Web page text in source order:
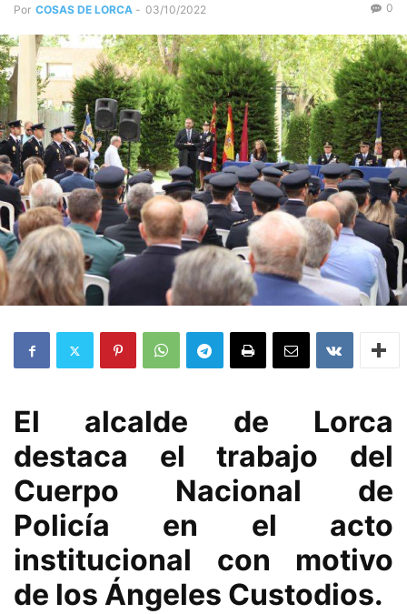
Por COSAS DE LORCA - 03/10/2022 0
El alcalde de Lorca
destaca el trabajo del
Cuerpo Nacional de
Policía en el acto
institucional con motivo
de los Ángeles Custodios.